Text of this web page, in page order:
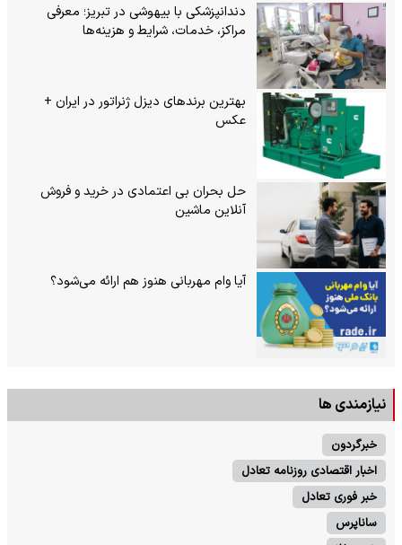
دندانپزشکی با بیهوشی در تبریز؛ معرفی
مراکز، خدمات، شرایط و هزینه‌ها
بهترین برندهای دیزل ژنراتور در ایران +
عکس
حل بحران بی‌ اعتمادی در خرید و فروش
آنلاین ماشین
آیا وام مهربانی هنوز هم ارائه می‌شود؟
نیازمندی ها
خبرگردون
اخبار اقتصادی روزنامه تعادل
خبر فوری تعادل
ساناپرس